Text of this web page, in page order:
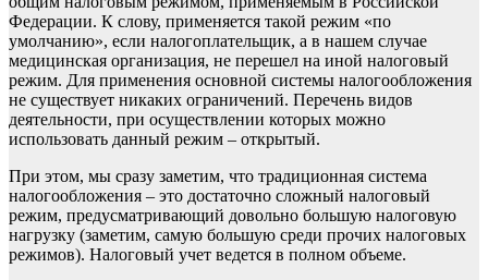
Федерации. К слову, применяется такой режим «по
умолчанию», если налогоплательщик, а в нашем случае
медицинская организация, не перешел на иной налоговый
режим. Для применения основной системы налогообложения
не существует никаких ограничений. Перечень видов
деятельности, при осуществлении которых можно
использовать данный режим – открытый.
При этом, мы сразу заметим, что традиционная система
налогообложения – это достаточно сложный налоговый
режим, предусматривающий довольно большую налоговую
нагрузку (заметим, самую большую среди прочих налоговых
режимов). Налоговый учет ведется в полном объеме.